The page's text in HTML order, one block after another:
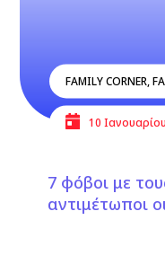
FAMILY CORNER,
10
7 φόβοι με
αντιμέτωποι